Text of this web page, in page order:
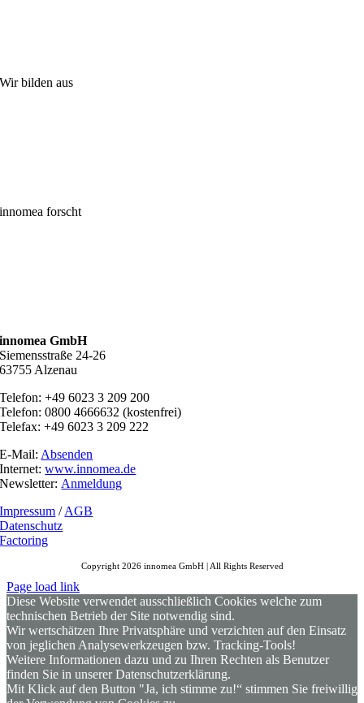
Wir bilden aus
innomea forscht
innomea GmbH
Siemensstraße 24-26
63755 Alzenau
Telefon: +49 6023 3 209 200
Telefon: 0800 4666632 (kostenfrei)
Telefax: +49 6023 3 209 222
E-Mail: Absenden
Internet:www.innomea.de
Newsletter: Anmeldung
Impressum /AGB
Datenschutz
Factoring
Copyright 2026 innomea GmbH | All Rights Reserved
Page load link
Diese Website verwendet ausschließlich Cookies welche zum
technischen Betrieb der Site notwendig sind.
Wir wertschätzen Ihre Privatsphäre und verzichten auf den Einsatz
von jeglichen Analysewerkzeugen bzw. Tracking-Tools!
Weitere Informationen dazu und zu Ihren Rechten als Benutzer
finden Sie in unserer Datenschutzerklärung.
Mit Klick auf den Button "Ja, ich stimme zu!“ stimmen Sie freiwillig